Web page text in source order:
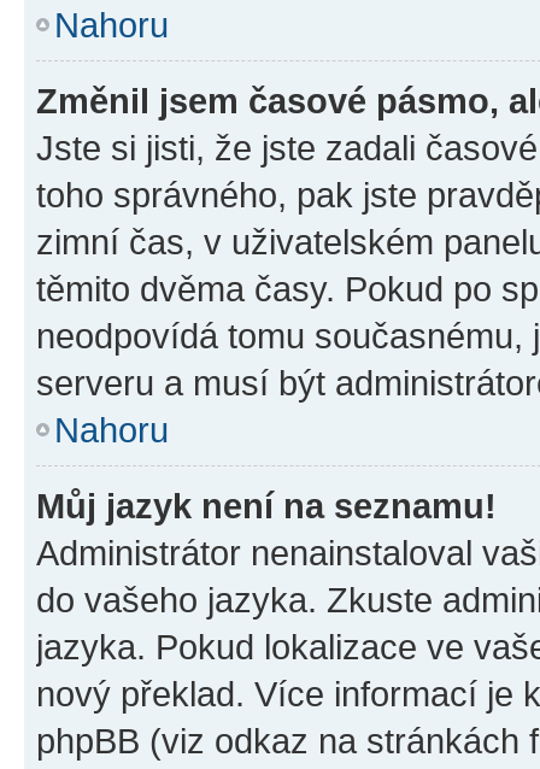
Nahoru
Změnil jsem časové pásmo,
Jste si jisti, že jste zadali
toho správného, pak jste
zimní čas, v uživatelském
těmito dvěma časy. Pokud po
neodpovídá tomu
serveru a musí být
Nahoru
Můj jazyk není na seznamu!
Administrátor nenainstaloval
do vašeho jazyka. Zkuste
jazyka. Pokud lokalizace ve
nový překlad. Více informací je
phpBB (viz odkaz na stránkách